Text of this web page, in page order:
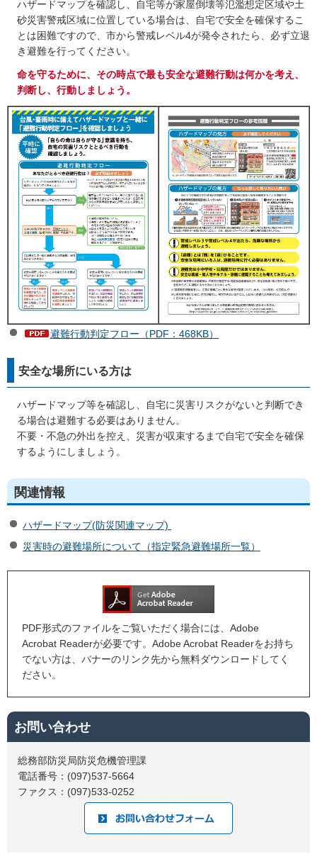
ハザードマップを確認し、自宅等が家屋倒壊等氾濫想定区域や土
砂災害警戒区域に位置している場合は、自宅で安全を確保するこ
とは困難ですので、市から警戒レベル4が発令されたら、必ず立退
き避難を行ってください。
命を守るために、その時点で最も安全な避難行動は何かを考え、
判断し、行動しましょう。
避難行動判定フロー（PDF：468KB）
安全な場所にいる方は
ハザードマップ等を確認し、自宅に災害リスクがないと判断でき
る場合は避難する必要はありません。
不要・不急の外出を控え、災害が収束するまで自宅で安全を確保
するようにしましょう。
関連情報
ハザードマップ(防災関連マップ)
災害時の避難場所について（指定緊急避難場所一覧）
PDF形式のファイルをご覧いただく場合には、Adobe
Acrobat Readerが必要です。Adobe Acrobat Readerをお持ち
でない方は、バナーのリンク先から無料ダウンロードしてく
ださい。
お問い合わせ
総務部防災局防災危機管理課
電話番号：(097)537-5664
ファクス：(097)533-0252